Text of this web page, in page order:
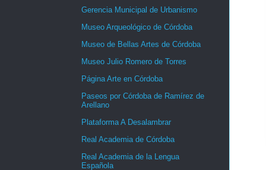
Gerencia Municipal de Urbanismo
Museo Arqueológico de Córdoba
Museo de Bellas Artes de Córdoba
Museo Julio Romero de Torres
Página Arte en Córdoba
Paseos por Córdoba de Ramírez de
Arellano
Plataforma A Desalambrar
Real Academia de Córdoba
Real Academia de la Lengua
Española